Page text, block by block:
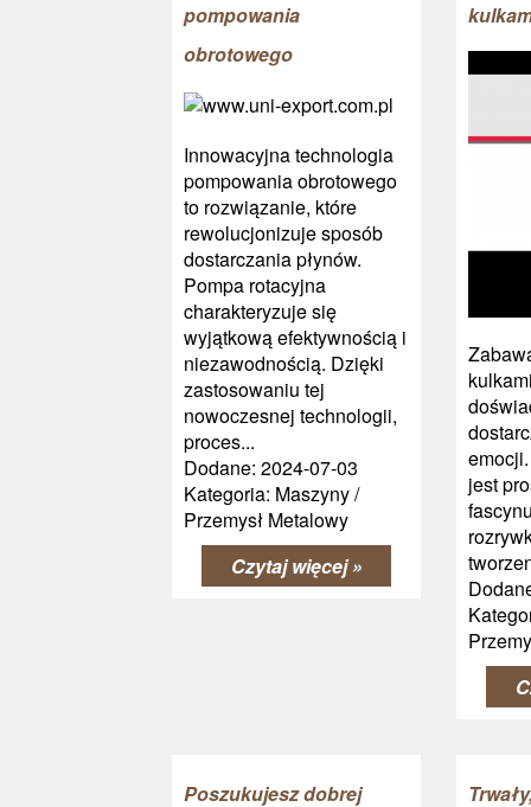
pompowania
obrotowego
Innowacyjna technologia
pompowania obrotowego
to rozwiązanie, które
rewolucjonizuje sposób
dostarczania płynów.
Pompa rotacyjna
charakteryzuje się
wyjątkową efektywnością i
niezawodnością. Dzięki
zastosowaniu tej
nowoczesnej technologii,
proces...
Dodane: 2024-07-03
Kategoria: Maszyny /
Przemysł Metalowy
Czytaj więcej »
jest
Poszukujesz dobrej